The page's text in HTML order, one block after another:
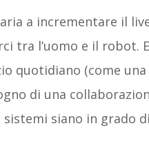
a incrementare il
tra l’uomo e il robot.
quotidiano (come
di una
siano in grado